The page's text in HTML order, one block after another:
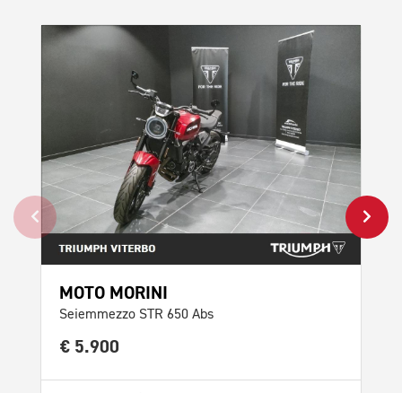
MOTO MORINI
Seiemmezzo STR 650 Abs
€ 5.900